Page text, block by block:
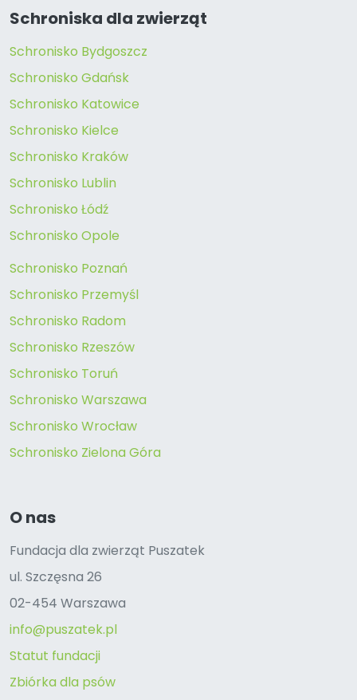
Schroniska dla zwierząt
Schronisko Bydgoszcz
Schronisko Gdańsk
Schronisko Katowice
Schronisko Kielce
Schronisko Kraków
Schronisko Lublin
Schronisko Łódź
Schronisko Opole
Schronisko Poznań
Schronisko Przemyśl
Schronisko Radom
Schronisko Rzeszów
Schronisko Toruń
Schronisko Warszawa
Schronisko Wrocław
Schronisko Zielona Góra
O nas
Fundacja dla zwierząt Puszatek
ul. Szczęsna 26
02-454 Warszawa
info@puszatek.pl
Statut fundacji
Zbiórka dla psów